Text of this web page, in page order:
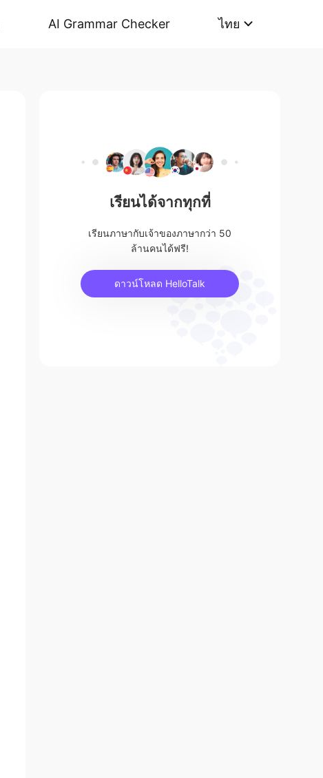
AI Grammar Checker ไทย
เรียนได้จากทุกที่
เรียนภาษากับเจ้าของภาษากว่า 50
ล้านคนได้ฟรี!
ดาวน์โหลด HelloTalk